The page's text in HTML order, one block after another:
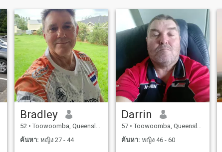
Bradley
52 • Toowoomba, Queensland, ออสเตรเลีย
ค้นหา: หญิง 27 - 44
Darrin
57 • Toowoomba, Queensland, ออสเตรเลีย
ค้นหา: หญิง 46 - 60